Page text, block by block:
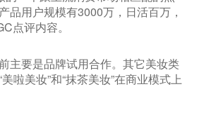
品用户规模有3000万，日活百万，
点评内容。
主要是品牌试用合作。其它美妆类
啦美妆”和“抹茶美妆”在商业模式上